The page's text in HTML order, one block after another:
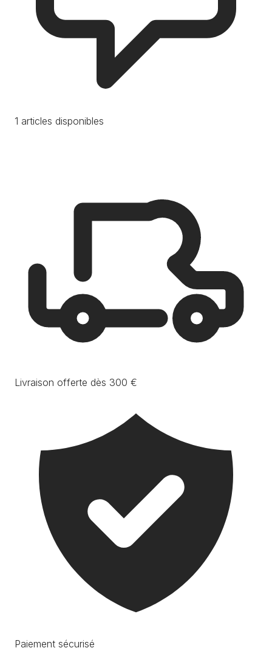
1 articles disponibles
Livraison offerte dès 300 €
Paiement sécurisé